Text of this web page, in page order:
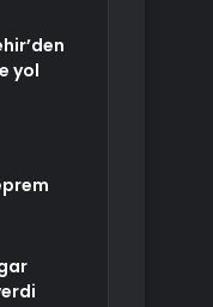
yol